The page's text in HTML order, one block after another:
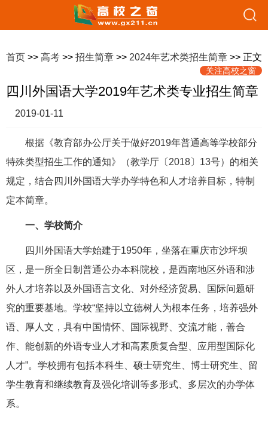
首页 >> 高考 >> 招生简章 >> 2024年艺术类招生简章 >> 正文
关注高校之窗
四川外国语大学2019年艺术类专业招生简章
2019-01-11
根据《教育部办公厅关于做好2019年普通高等学校部分
特殊类型招生工作的通知》（教学厅〔2018〕13号）的相关
规定，结合四川外国语大学办学特色和人才培养目标，特制
定本简章。
一、学校简介
四川外国语大学始建于1950年，坐落在重庆市沙坪坝
区，是一所全日制普通公办本科院校，是西南地区外语和涉
外人才培养以及外国语言文化、对外经济贸易、国际问题研
究的重要基地。学校“坚持以立德树人为根本任务，培养强外
语、厚人文，具有中国情怀、国际视野、交流才能，善合
作、能创新的外语专业人才和高素质复合型、应用型国际化
人才”。学校拥有包括本科生、硕士研究生、博士研究生、留
学生教育和继续教育及强化培训等多形式、多层次的办学体
系。